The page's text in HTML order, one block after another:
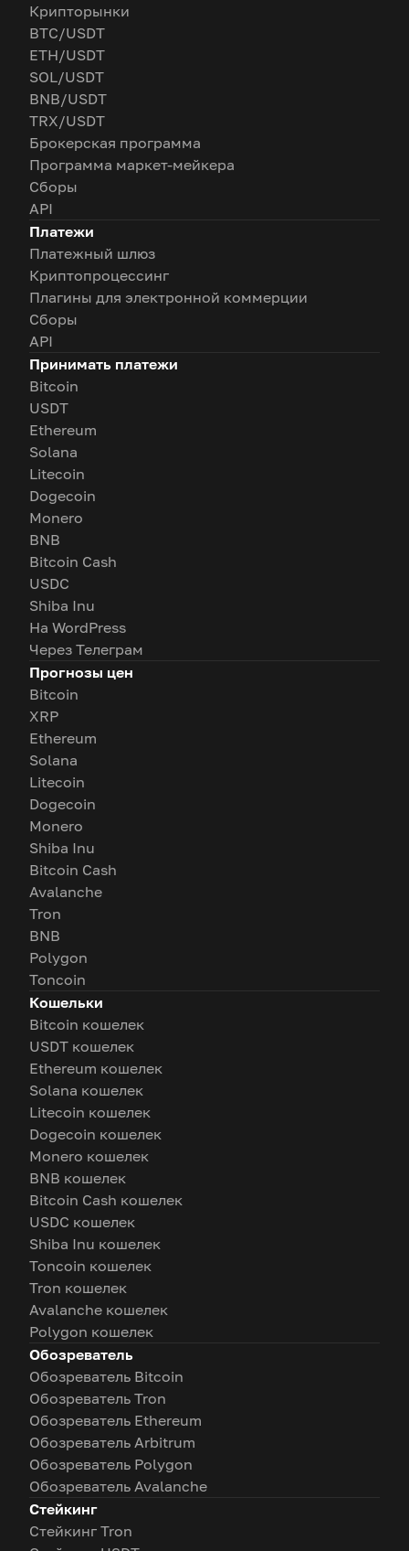
Крипторынки
BTC/USDT
ETH/USDT
SOL/USDT
BNB/USDT
TRX/USDT
Брокерская программа
Программа маркет-мейкера
Сборы
API
Платежи
Платежный шлюз
Криптопроцессинг
Плагины для электронной коммерции
Сборы
API
Принимать платежи
Bitcoin
USDT
Ethereum
Solana
Litecoin
Dogecoin
Monero
BNB
Bitcoin Cash
USDC
Shiba Inu
На WordPress
Через Телеграм
Прогнозы цен
Bitcoin
XRP
Ethereum
Solana
Litecoin
Dogecoin
Monero
Shiba Inu
Bitcoin Cash
Avalanche
Tron
BNB
Polygon
Toncoin
Кошельки
Bitcoin кошелек
USDT кошелек
Ethereum кошелек
Solana кошелек
Litecoin кошелек
Dogecoin кошелек
Monero кошелек
BNB кошелек
Bitcoin Cash кошелек
USDC кошелек
Shiba Inu кошелек
Toncoin кошелек
Tron кошелек
Avalanche кошелек
Polygon кошелек
Обозреватель
Обозреватель Bitcoin
Обозреватель Tron
Обозреватель Ethereum
Обозреватель Arbitrum
Обозреватель Polygon
Обозреватель Avalanche
Стейкинг
Стейкинг Tron